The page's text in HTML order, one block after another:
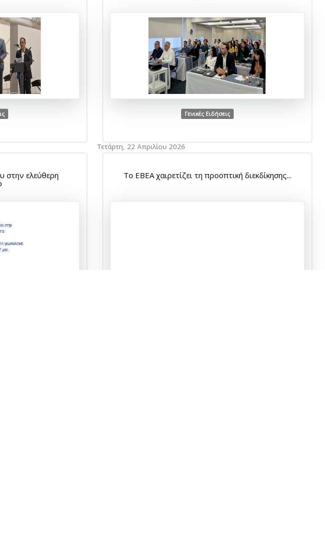
Γενικές Ειδήσεις
Τετάρτη, 22 Απριλίου 2026
στην ελεύθερη
Το ΕΒΕΑ χαιρετίζει τη προοπτική διεκδίκησης...